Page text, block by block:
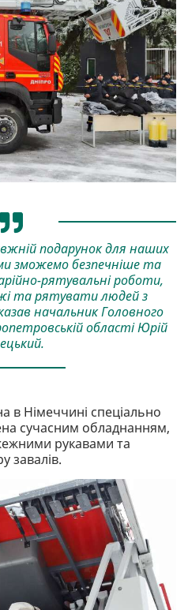
подарунок для наших
зможемо безпечніше та
рятувальні роботи,
та рятувати людей з
начальник Головного
області Юрій
в Німеччині спеціально
сучасним обладнанням,
рукавами та
завалів.